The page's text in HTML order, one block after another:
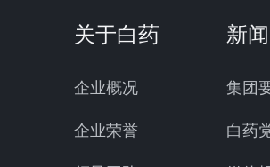
关于白药
企业概况
企业荣誉
新
集团
白药